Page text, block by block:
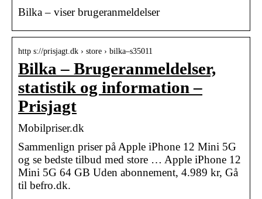
Bilka – viser brugeranmeldelser
http s://prisjagt.dk › store › bilka–s35011
Bilka – Brugeranmeldelser,
statistik og information –
Prisjagt
Mobilpriser.dk
Sammenlign priser på Apple iPhone 12 Mini 5G
og se bedste tilbud med store … Apple iPhone 12
Mini 5G 64 GB Uden abonnement, 4.989 kr, Gå
til befro.dk.